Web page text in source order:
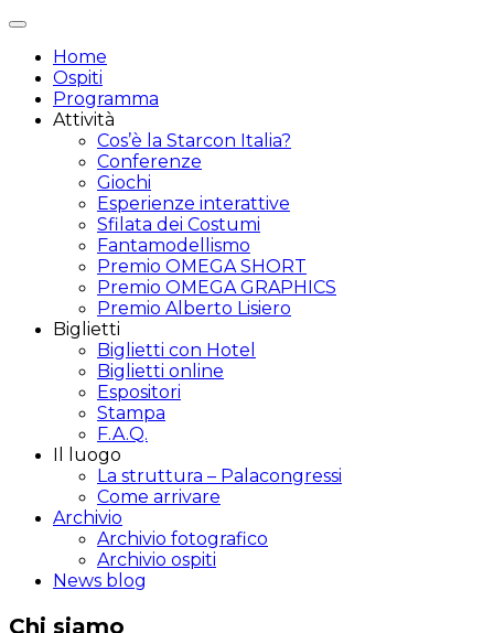
Attiva/disattiva
navigazione
Home
Ospiti
Programma
Attività
Cos’è la Starcon Italia?
Conferenze
Giochi
Esperienze interattive
Sfilata dei Costumi
Fantamodellismo
Premio OMEGA SHORT
Premio OMEGA GRAPHICS
Premio Alberto Lisiero
Biglietti
Biglietti con Hotel
Biglietti online
Espositori
Stampa
F.A.Q.
Il luogo
La struttura – Palacongressi
Come arrivare
Archivio
Archivio fotografico
Archivio ospiti
News blog
Chi siamo